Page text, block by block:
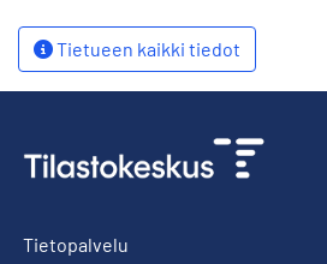
Tietueen kaikki tiedot
Tietopalvelu